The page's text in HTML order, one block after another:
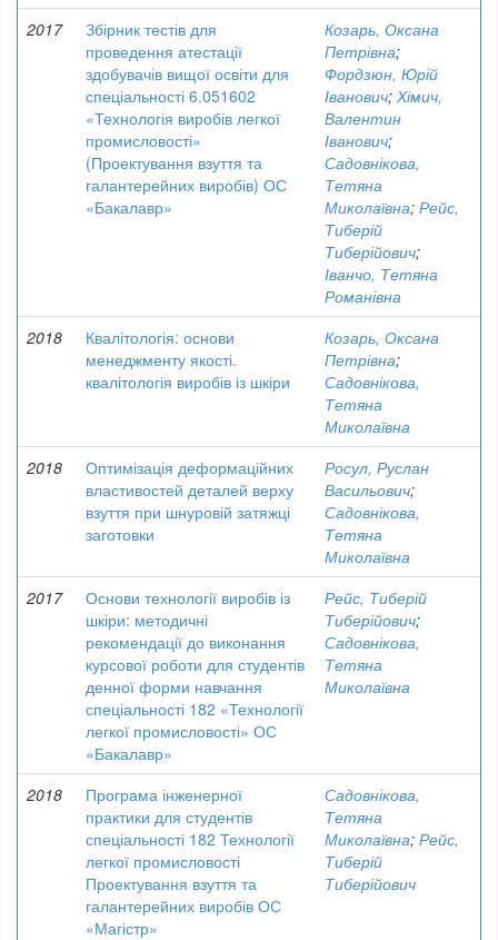
2017
Збірник тестів для
проведення атестації
здобувачів вищої освіти для
спеціальності 6.051602
«Технологія виробів легкої
промисловості»
(Проектування взуття та
галантерейних виробів) ОС
«Бакалавр»
Козарь, Оксана
Петрівна;
Фордзюн, Юрій
Іванович; Хімич,
Валентин
Іванович;
Садовнікова,
Тетяна
Миколаївна; Рейс,
Тиберій
Тиберійович;
Іванчо, Тетяна
Романівна
2018
Квалітологія: основи
менеджменту якості.
квалітологія виробів із шкіри
Козарь, Оксана
Петрівна;
Садовнікова,
Тетяна
Миколаївна
2018
Оптимізація деформаційних
властивостей деталей верху
взуття при шнуровій затяжці
заготовки
Росул, Руслан
Васильович;
Садовнікова,
Тетяна
Миколаївна
2017
Основи технології виробів із
шкіри: методичні
рекомендації до виконання
курсової роботи для студентів
денної форми навчання
спеціальності 182 «Технології
легкої промисловості» ОС
«Бакалавр»
Рейс, Тиберій
Тиберійович;
Садовнікова,
Тетяна
Миколаївна
2018
Програма інженерної
практики для студентів
спеціальності 182 Технології
легкої промисловості
Проектування взуття та
галантерейних виробів ОС
«Магістр»
Садовнікова,
Тетяна
Миколаївна; Рейс,
Тиберій
Тиберійович